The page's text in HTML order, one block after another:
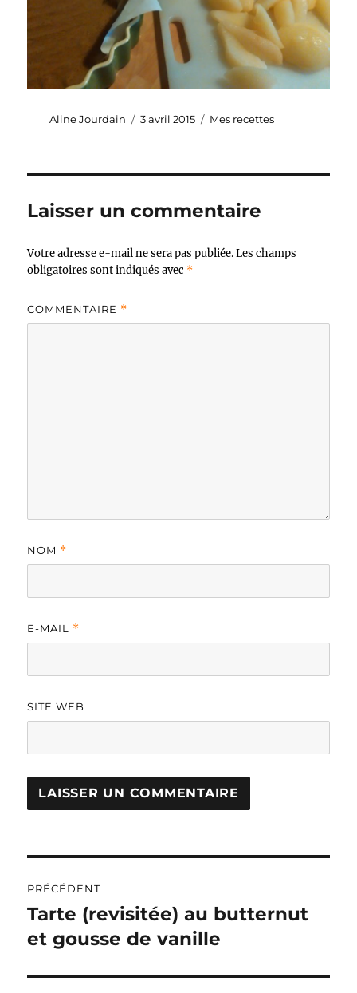
Auteur
Aline Jourdain
Publié
3 avril 2015 Catégories
Mes recettes
Laisser un commentaire
Votre adresse e-mail ne sera pas publiée. Les champs
obligatoires sont indiqués avec *
COMMENTAIRE *
NOM *
E-MAIL *
SITE WEB
R
A
T
de
l’article
PRÉCÉDENT
Publication
précédente :
Tarte (revisitée) au butternut
et gousse de vanille